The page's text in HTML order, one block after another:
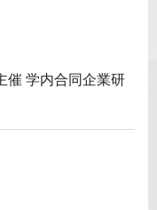
催 学内合同企業研